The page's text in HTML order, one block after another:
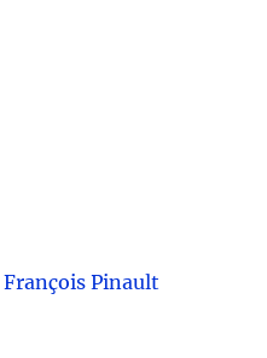
François Pinault